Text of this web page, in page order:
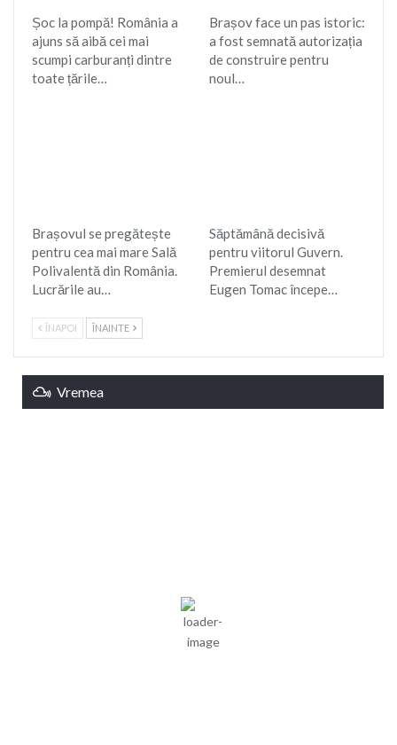
Șoc la pompă! România a
ajuns să aibă cei mai
scumpi carburanți dintre
toate țările…
Brașov face un pas istoric:
a fost semnată autorizația
de construire pentru
noul…
Brașovul se pregătește
pentru cea mai mare Sală
Polivalentă din România.
Lucrările au…
Săptămână decisivă
pentru viitorul Guvern.
Premierul desemnat
Eugen Tomac începe…
ÎNAPOI ÎNAINTE
Vremea
79 %
1015 mb
3 mph